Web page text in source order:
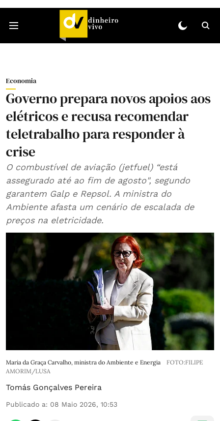
Economia
Governo prepara novos apoios aos
elétricos e recusa recomendar
teletrabalho para responder à
crise
O combustível de aviação (jetfuel) “está
assegurado até ao fim de agosto", segundo
garantem Galp e Repsol. A ministra do
Ambiente afasta um cenário de escalada de
preços na eletricidade.
Maria da Graça Carvalho, ministra do Ambiente e Energia
FOTO:FILIPE
AMORIM/LUSA
Tomás Gonçalves Pereira
Publicado a: 08 Maio 2026, 10:53